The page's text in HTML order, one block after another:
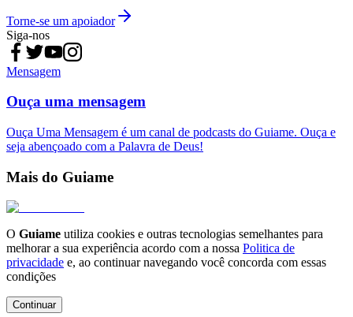
Torne-se um apoiador
Siga-nos
Mensagem
Ouça uma mensagem
Ouça Uma Mensagem é um canal de podcasts do Guiame. Ouça e
seja abençoado com a Palavra de Deus!
Mais do Guiame
O Guiame utiliza cookies e outras tecnologias semelhantes para
melhorar a sua experiência acordo com a nossa Politica de
privacidade e, ao continuar navegando você concorda com essas
condições
Continuar